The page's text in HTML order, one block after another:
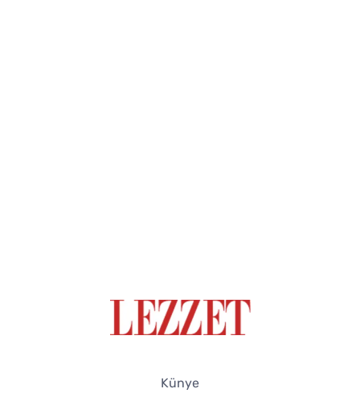
Künye